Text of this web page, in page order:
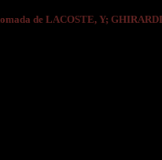
de LACOSTE, Y;